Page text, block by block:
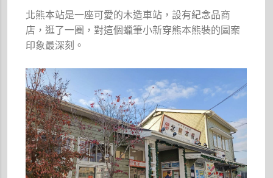
北熊本站是一座可愛的木造車站，設有紀念品商
店，逛了一圈，對這個蠟筆小新穿熊本熊裝的圖案
印象最深刻。